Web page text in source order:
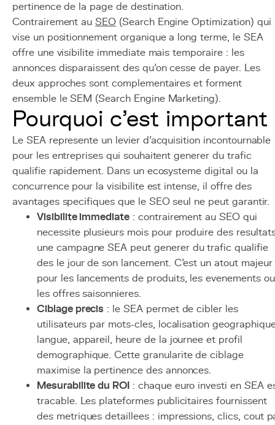
pertinence de la page de destination.
Contrairement auSEO (Search Engine Optimization) qui
vise un positionnement organique a long terme, le SEA
offre une visibilite immediate mais temporaire : les
annonces disparaissent des qu'on cesse de payer. Les
deux approches sont complementaires et forment
ensemble le SEM (Search Engine Marketing).
Pourquoi c'est important
Le SEA represente un levier d'acquisition incontournable
pour les entreprises qui souhaitent generer du trafic
qualifie rapidement. Dans un ecosysteme digital ou la
concurrence pour la visibilite est intense, il offre des
avantages specifiques que le SEO seul ne peut garantir.
Visibilite immediate : contrairement au SEO qui
necessite plusieurs mois pour produire des
une campagne SEA peut generer du trafic qualifie
des le jour de son lancement. C'est un atout majeur
pour les lancements de produits, les evenements ou
les offres saisonnieres.
Ciblage precis : le SEA permet de cibler les
utilisateurs par mots-cles, localisation
langue, appareil, heure de la journee et profil
demographique. Cette granularite de ciblage
maximise la pertinence des annonces.
Mesurabilite du ROI : chaque euro investi en SEA
tracable. Les plateformes publicitaires fournissent
des metriques detaillees : impressions, clics, cout